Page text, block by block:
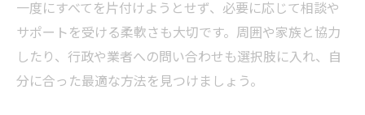
一度にすべてを片付けようとせず、必要に応じて相談や
サポートを受ける柔軟さも大切です。周囲や家族と協力
したり、行政や業者への問い合わせも選択肢に入れ、自
分に合った最適な方法を見つけましょう。